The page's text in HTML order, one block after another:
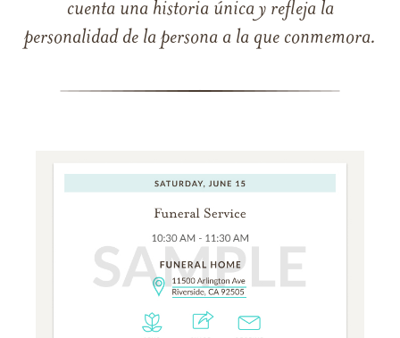
cuenta una historia única y refleja la
personalidad de la persona a la que conmemora.